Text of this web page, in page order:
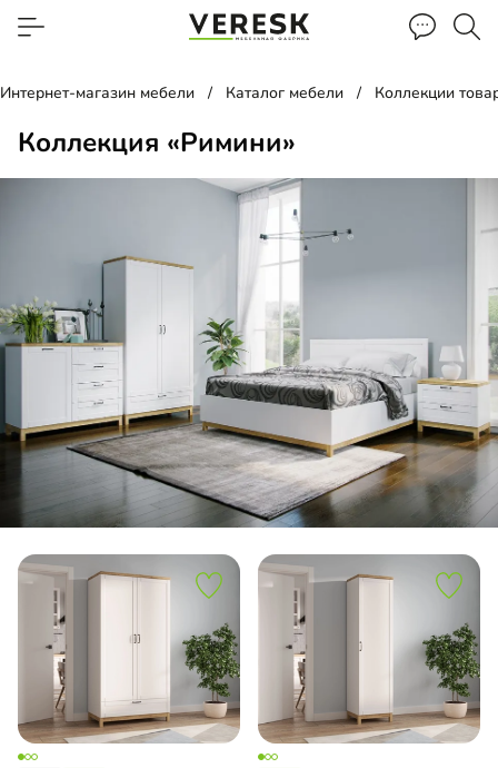
Интернет-магазин мебели Каталог мебели Коллекции
Коллекция «Римини»